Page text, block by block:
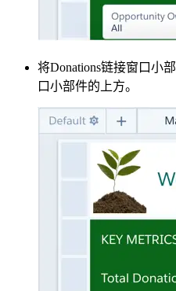
将Donations链接窗口小
口小部件的上方。